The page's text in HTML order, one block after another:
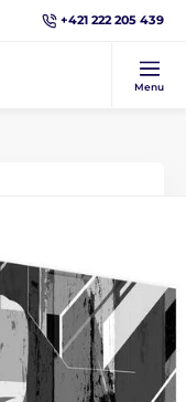
+421 222 205 439
Menu